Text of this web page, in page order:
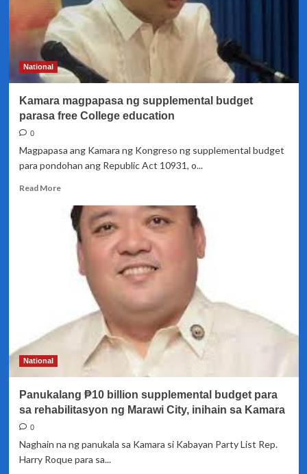
mga
naapektuhan
ng
Dengvaxia,
ipinamamadali
sa
National
Kamara magpapasa ng supplemental budget
parasa free College education
0
Magpapasa ang Kamara ng Kongreso ng supplemental budget
para pondohan ang Republic Act 10931, o...
Read MoreRead
about
Kamara
magpapasa
supplemental
budget
College
education
National
Panukalang ₱10 billion supplemental budget para
sa rehabilitasyon ng Marawi City, inihain sa Kamara
0
Naghain na ng panukala sa Kamara si Kabayan Party List Rep.
Harry Roque para sa...